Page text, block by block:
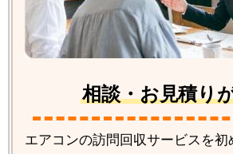
相談・お見積り
エアコンの訪問回収サービスを初